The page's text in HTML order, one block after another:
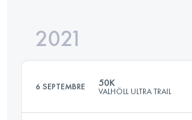
Connectez-vous pour voir
Connectez-vous pour voir
2021
6 SEPTEMBRE 50K
VALHÖLL ULTRA TRAIL